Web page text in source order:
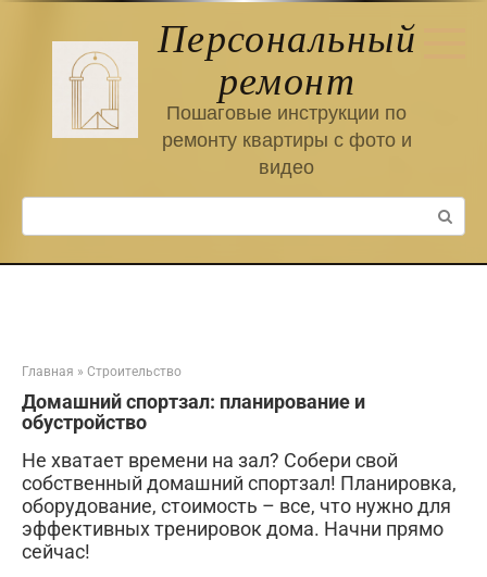
Персональный
ремонт
Пошаговые инструкции по
ремонту квартиры с фото и
видео
Поиск:
Главная » Строительство
Домашний спортзал: планирование и
обустройство
Не хватает времени на зал? Собери свой
собственный домашний спортзал! Планировка,
оборудование, стоимость – все, что нужно для
эффективных тренировок дома. Начни прямо
сейчас!